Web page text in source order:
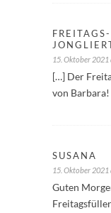
15. Oktober 2021
[…] Der
von
SUSANA
15. Oktober 2021
Guten